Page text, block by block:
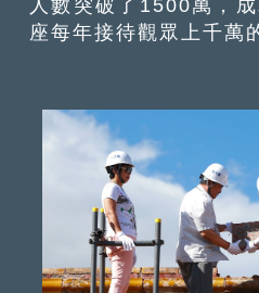
人數突破了1500萬，
座每年接待觀眾上千萬